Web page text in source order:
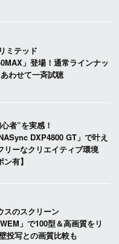
ミテッド
」登場！通常ラインナッ
わせて一斉試聴
者”を実感！
DXP4800 GT」で叶え
リーなクリエイティブ環境
ン有】
スのスクリーン
」で100型＆高画質をリ
投写との画質比較も